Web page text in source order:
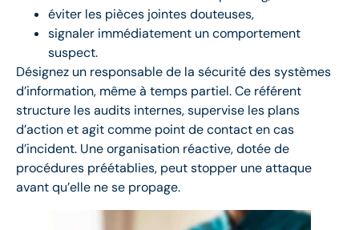
éviter les pièces jointes douteuses,
signaler immédiatement un comportement
suspect.
Désignez un responsable de la sécurité des systèmes
d’information, même à temps partiel. Ce référent
structure les audits internes, supervise les plans
d’action et agit comme point de contact en cas
d’incident. Une organisation réactive, dotée de
procédures préétablies, peut stopper une attaque
avant qu’elle ne se propage.